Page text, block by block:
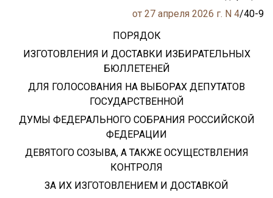
от 27 апреля 2026 г. N 4/40-9
ПОРЯДОК
ИЗГОТОВЛЕНИЯ И ДОСТАВКИ ИЗБИРАТЕЛЬНЫХ
БЮЛЛЕТЕНЕЙ
ДЛЯ ГОЛОСОВАНИЯ НА ВЫБОРАХ ДЕПУТАТОВ
ГОСУДАРСТВЕННОЙ
ДУМЫ ФЕДЕРАЛЬНОГО СОБРАНИЯ РОССИЙСКОЙ
ФЕДЕРАЦИИ
ДЕВЯТОГО СОЗЫВА, А ТАКЖЕ ОСУЩЕСТВЛЕНИЯ
КОНТРОЛЯ
ЗА ИХ ИЗГОТОВЛЕНИЕМ И ДОСТАВКОЙ